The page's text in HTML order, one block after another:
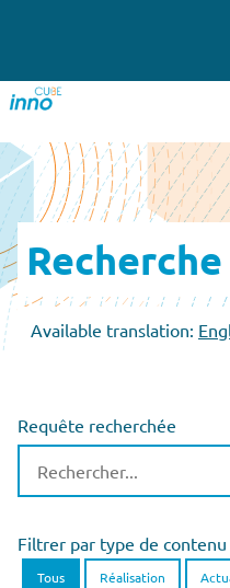
Recherche
Available translation:
Requête recherchée
Filtrer par type de contenu
Tous Réalisation